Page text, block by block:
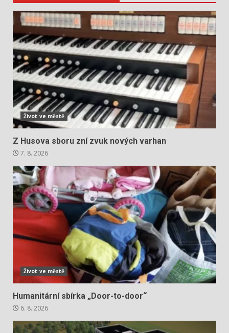
Život ve městě
Z Husova sboru zní zvuk nových varhan
7. 8. 2026
Život ve městě
Humanitární sbírka „Door-to-door“
6. 8. 2026